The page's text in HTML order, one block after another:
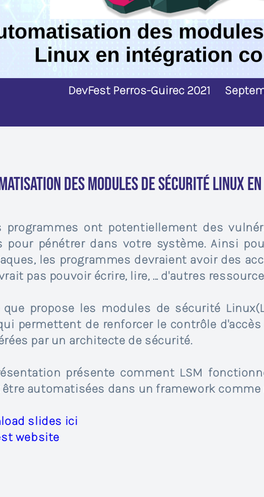
DevFest Perros-Guirec 2021
des modules de sécurité Linux
programmes ont potentiellement des
pour pénétrer dans votre système. Ainsi
les programmes devraient avoir des
pas pouvoir écrire, lire, ... d'autres
que propose les modules de sécurité
permettent de renforcer le contrôle
par un architecte de sécurité.
présente comment LSM
automatisées dans un framework comme
slides ici
website